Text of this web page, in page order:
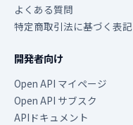
よくある質問
特定商取引法に基づく表記
開発者向け
Open API マイページ
Open API サブスク
APIドキュメント